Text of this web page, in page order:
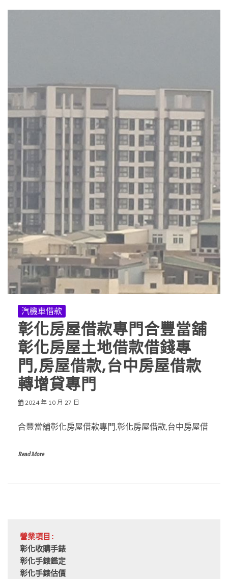
汽機車借款
彰化房屋借款專門合豐當舖
彰化房屋土地借款借錢專
門,房屋借款,台中房屋借款
轉增貸專門
2024 年 10 月 27 日
合豐當舖彰化房屋借款專門,彰化房屋借款,台中房屋借
Read More
營業項目:
彰化收購手錶
彰化手錶鑑定
彰化手錶估價